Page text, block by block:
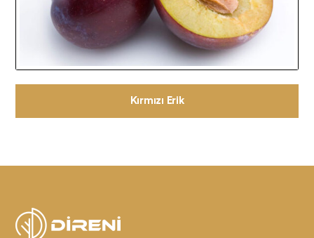
Kırmızı Erik